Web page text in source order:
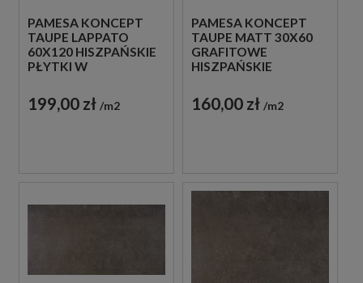
PAMESA KONCEPT
TAUPE LAPPATO
60X120 HISZPAŃSKIE
PŁYTKI W
IMITUJĄCE BETON
199,00 zł m2
PAMESA KONCEPT
TAUPE MATT 30X60
GRAFITOWE
HISZPAŃSKIE
IMITUJĄCE BETON
160,00 zł m2